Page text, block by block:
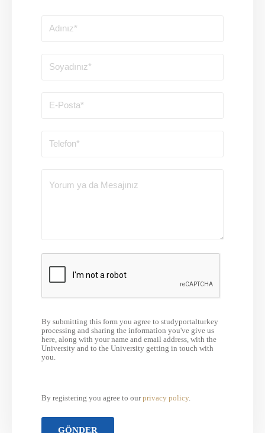
By submitting this form you agree to studyportalturkey
processing and sharing the information you've give us
here, along with your name and email address, with the
University and to the University getting in touch with
you.
By registering you agree to ourprivacy policy.